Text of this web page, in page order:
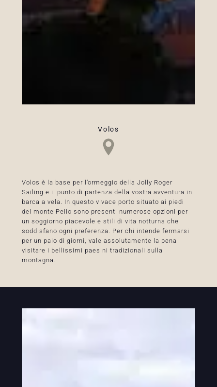
Volos
Volos è la base per l’ormeggio della Jolly Roger
Sailing e il punto di partenza della vostra avventura in
barca a vela. In questo vivace porto situato ai piedi
del monte Pelio sono presenti numerose opzioni per
un soggiorno piacevole e stili di vita notturna che
soddisfano ogni preferenza. Per chi intende fermarsi
per un paio di giorni, vale assolutamente la pena
visitare i bellissimi paesini tradizionali sulla
montagna.